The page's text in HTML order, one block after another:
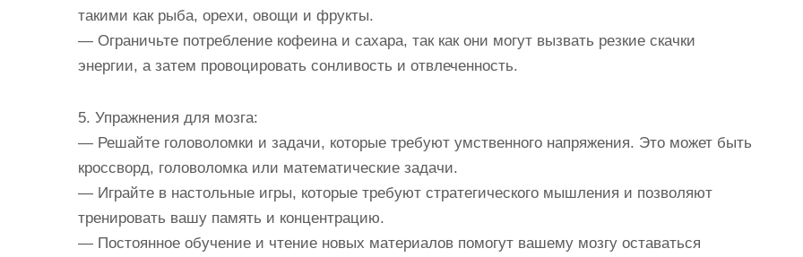
такими как рыба, орехи, овощи и фрукты.
— Ограничьте потребление кофеина и сахара, так как они могут вызвать резкие скачки
энергии, а затем провоцировать сонливость и отвлеченность.
5. Упражнения для мозга:
— Решайте головоломки и задачи, которые требуют умственного напряжения. Это может быть
кроссворд, головоломка или математические задачи.
— Играйте в настольные игры, которые требуют стратегического мышления и позволяют
тренировать вашу память и концентрацию.
— Постоянное обучение и чтение новых материалов помогут вашему мозгу оставаться